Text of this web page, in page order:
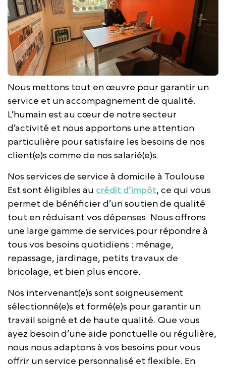
Nous mettons tout en œuvre pour garantir un
service et un accompagnement de qualité.
L’humain est au cœur de notre secteur
d’activité et nous apportons une attention
particulière pour satisfaire les besoins de nos
client(e)s comme de nos salarié(e)s.
Nos services de service à domicile à Toulouse
Est sont éligibles au crédit d’impôt, ce qui vous
permet de bénéficier d’un soutien de qualité
tout en réduisant vos dépenses. Nous offrons
une large gamme de services pour répondre à
tous vos besoins quotidiens : ménage,
repassage, jardinage, petits travaux de
bricolage, et bien plus encore.
Nos intervenant(e)s sont soigneusement
sélectionné(e)s et formé(e)s pour garantir un
travail soigné et de haute qualité. Que vous
ayez besoin d’une aide ponctuelle ou régulière,
nous nous adaptons à vos besoins pour vous
offrir un service personnalisé et flexible. En